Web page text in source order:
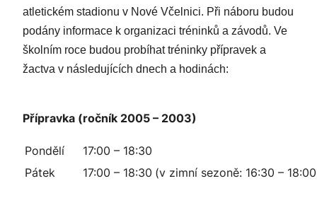
atletickém stadionu v Nové Včelnici. Při náboru budou
podány informace k organizaci tréninků a závodů. Ve
školním roce budou probíhat tréninky přípravek a
žactva v následujících dnech a hodinách:
Přípravka (ročník 2005 – 2003)
Pondělí
17:00 – 18:30
Pátek
17:00 – 18:30 (v zimní sezoně: 16:30 –